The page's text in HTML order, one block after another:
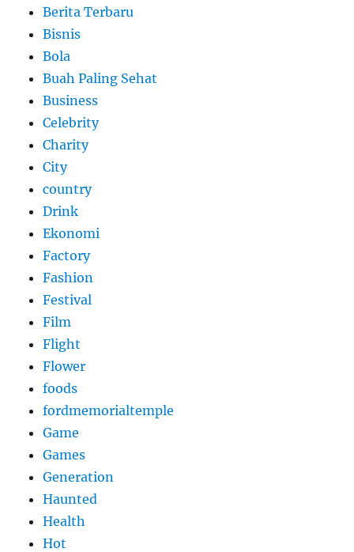
Berita Terbaru
Bisnis
Bola
Buah Paling Sehat
Business
Celebrity
Charity
City
country
Drink
Ekonomi
Factory
Fashion
Festival
Film
Flight
Flower
foods
fordmemorialtemple
Game
Games
Generation
Haunted
Health
Hot